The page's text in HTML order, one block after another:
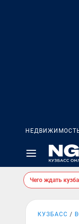
Чего ждать
КУЗБАСС